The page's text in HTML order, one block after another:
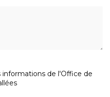
de l'Office de